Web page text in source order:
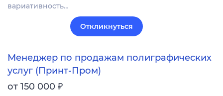
вариативность…
Откликнуться
Менеджер по продажам полиграфических
услуг (Принт-Пром)
от 150 000 ₽